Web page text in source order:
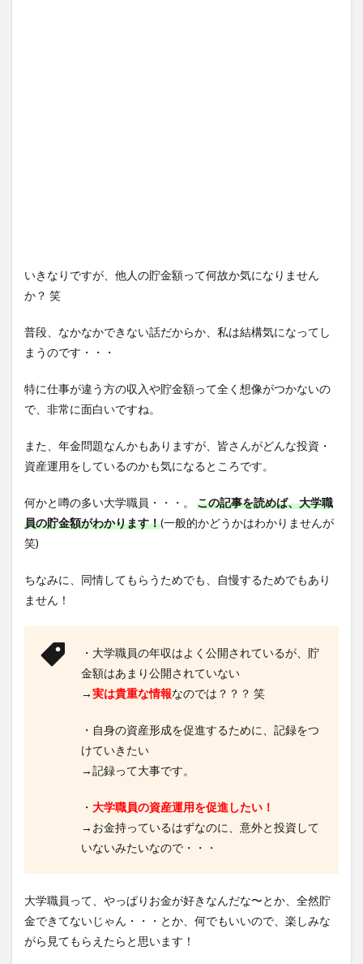
いきなりですが、他人の貯金額って何故か気になりません
か？ 笑
普段、なかなかできない話だからか、私は結構気になってし
まうのです・・・
特に仕事が違う方の収入や貯金額って全く想像がつかないの
で、非常に面白いですね。
また、年金問題なんかもありますが、皆さんがどんな投資・
資産運用をしているのかも気になるところです。
何かと噂の多い大学職員・・・。 この記事を読めば、大学職
員の貯金額がわかります！(一般的かどうかはわかりませんが
笑)
ちなみに、同情してもらうためでも、自慢するためでもあり
ません！
・大学職員の年収はよく公開されているが、貯
金額はあまり公開されていない
→実は貴重な情報なのでは？？？ 笑
・自身の資産形成を促進するために、記録をつ
けていきたい
→記録って大事です。
・ 大学職員の資産運用を促進したい！
→お金持っているはずなのに、意外と投資して
いないみたいなので・・・
大学職員って、やっぱりお金が好きなんだな〜とか、全然貯
金できてないじゃん・・・とか、何でもいいので、楽しみな
がら見てもらえたらと思います！